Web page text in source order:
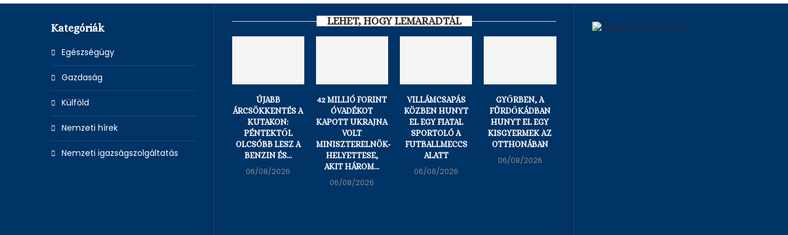
Kategóriák
Egészségügy
Gazdaság
Külföld
Nemzeti hírek
Nemzeti igazságszolgáltatás
LEHET, HOGY LEMARADTÁL
ÚJABB
ÁRCSÖKKENTÉS A
KUTAKON:
PÉNTEKTŐL
OLCSÓBB LESZ A
BENZIN ÉS...
06/08/2026
42 MILLIÓ FORINT
ÓVADÉKOT
KAPOTT UKRAJNA
VOLT
MINISZTERELNÖK-
HELYETTESE,
AKIT HÁROM...
06/08/2026
VILLÁMCSAPÁS
KÖZBEN HUNYT
EL EGY FIATAL
SPORTOLÓ A
FUTBALLMECCS
ALATT
06/08/2026
GYŐRBEN, A
FÜRDŐKÁDBAN
HUNYT EL EGY
KISGYERMEK AZ
OTTHONÁBAN
06/08/2026